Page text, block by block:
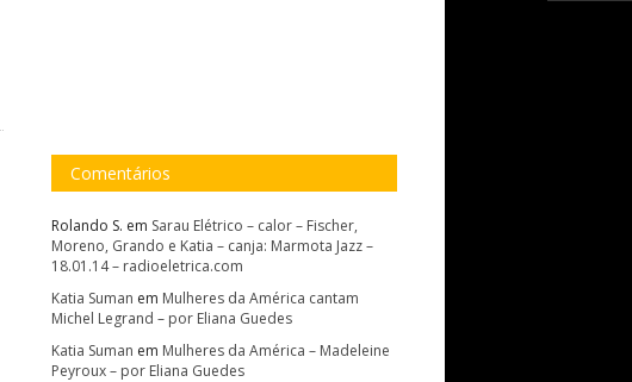
Comentários
Rolando S. em Sarau Elétrico – calor – Fischer,
Moreno, Grando e Katia – canja: Marmota Jazz –
18.01.14 – radioeletrica.com
Katia Suman em Mulheres da América cantam
Michel Legrand – por Eliana Guedes
Katia Suman em Mulheres da América – Madeleine
Peyroux – por Eliana Guedes